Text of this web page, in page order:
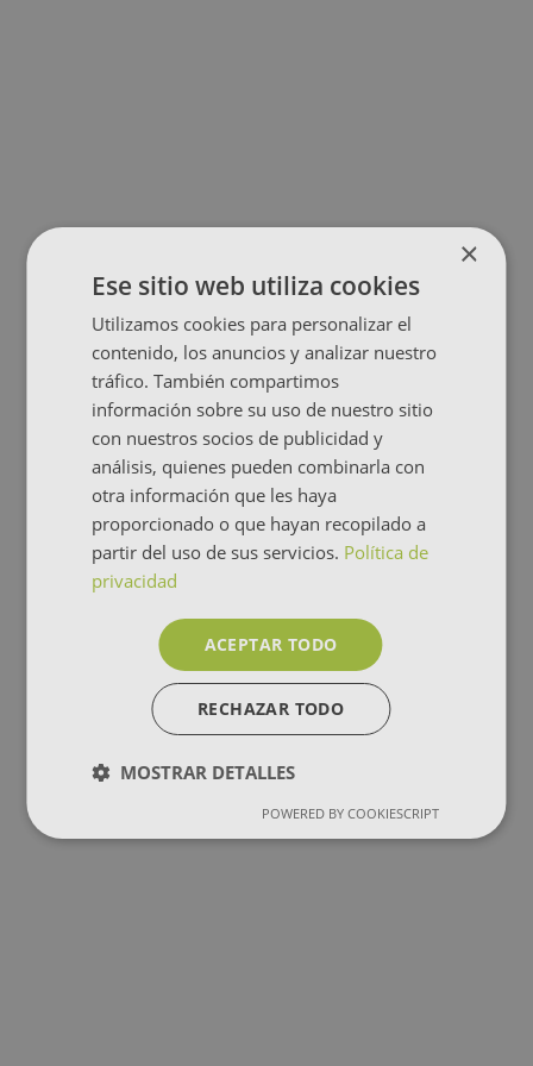
×
Ese sitio web utiliza cookies
Utilizamos cookies para personalizar el
contenido, los anuncios y analizar nuestro
tráfico. También compartimos
información sobre su uso de nuestro sitio
con nuestros socios de publicidad y
análisis, quienes pueden combinarla con
otra información que les haya
proporcionado o que hayan recopilado a
partir del uso de sus servicios. Política de
privacidad
ACEPTAR TODO
RECHAZAR TODO
MOSTRAR DETALLES
POWERED BY COOKIESCRIPT